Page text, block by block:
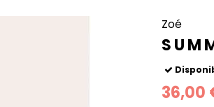
Zoé
36,00